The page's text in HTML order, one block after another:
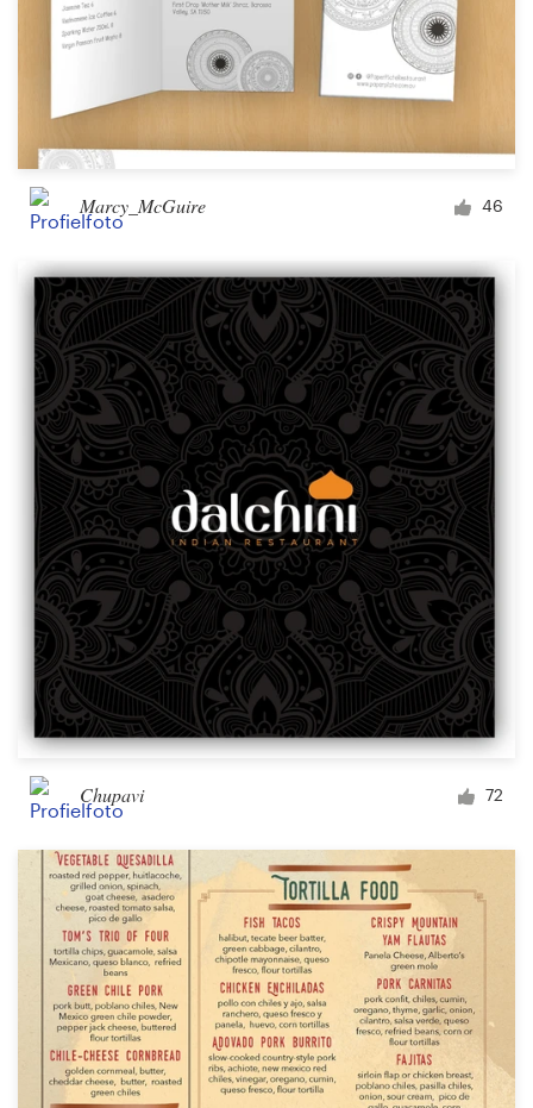
Marcy_McGuire 46
Chupavi 72